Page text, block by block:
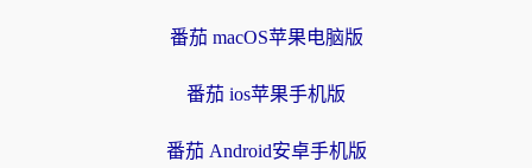
番茄 macOS苹果电脑版
番茄 ios苹果手机版
番茄 Android安卓手机版